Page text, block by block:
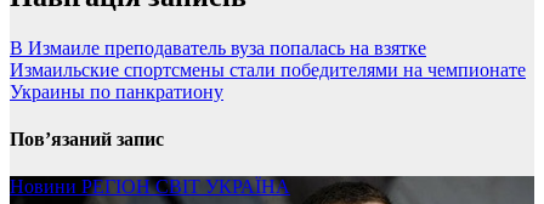
В Измаиле преподаватель вуза попалась на взятке
Измаильские спортсмены стали победителями на чемпионате
Украины по панкратиону
Пов’язаний запис
Новини РЕГІОНСВІТ УКРАЇНА